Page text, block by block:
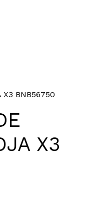
X3 BNB56750
X3